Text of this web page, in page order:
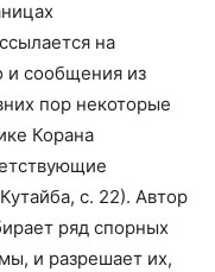
на
и сообщения из
пор некоторые
Корана
с. 22). Автор
ряд спорных
и разрешает их,